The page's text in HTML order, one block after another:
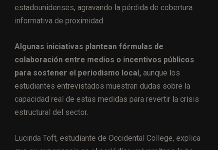
estadounidenses, agravando la pérdida de cobertura
informativa de proximidad.
Algunas iniciativas plantean fórmulas de
colaboración entre medios o incentivos públicos
para sostener el periodismo local, aunque los
estudiantes entrevistados muestran dudas sobre la
capacidad real de estas medidas para revertir la crisis
estructural del sector.
Lucinda Toft, estudiante de Occidental College, explica